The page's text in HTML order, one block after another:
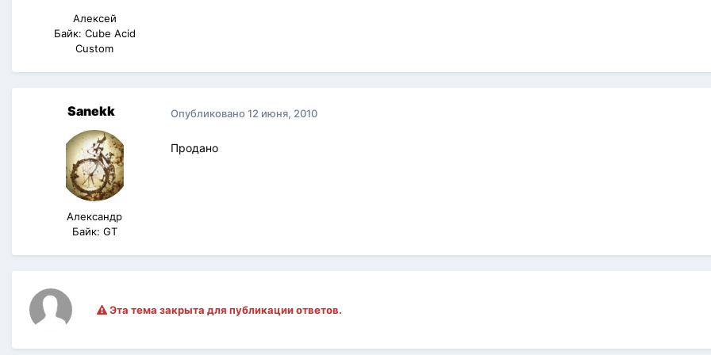
Алексей
Байк: Cube Acid
Custom
Sanekk
Александр
Байк: GT
Опубликовано12 июня, 2010
Продано
Эта тема закрыта для публикации ответов.